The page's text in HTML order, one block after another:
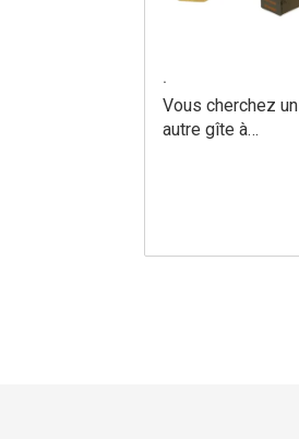
.
Vous cherchez un
autre gîte à